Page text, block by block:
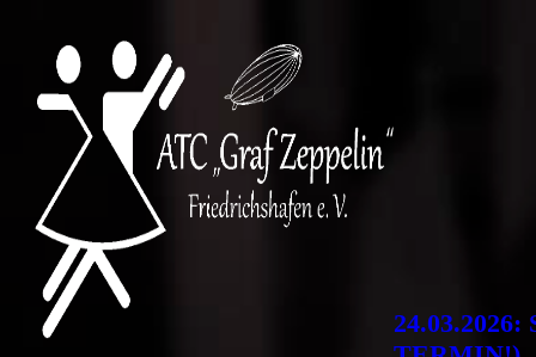
ATC Graf Zeppelin FN